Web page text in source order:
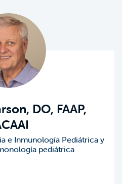
DO, FAAP,
e Inmunología Pediátrica y
pediátrica